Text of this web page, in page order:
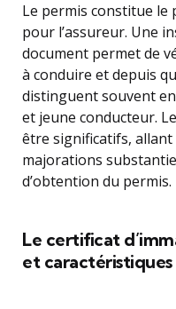
Le permis constitue le
pour l’assureur. Une
document permet de
à conduire et depuis
distinguent souvent
et jeune conducteur.
être significatifs, allant
majorations
d’obtention du permis.
Le certificat
et